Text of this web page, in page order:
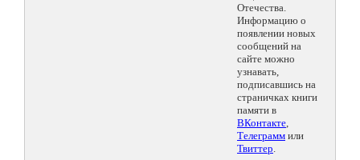
Отечества.
Информацию о
появлении новых
сообщений на
сайте можно
узнавать,
подписавшись на
страничках книги
памяти в
ВКонтакте,
Телеграмм или
Твиттер.